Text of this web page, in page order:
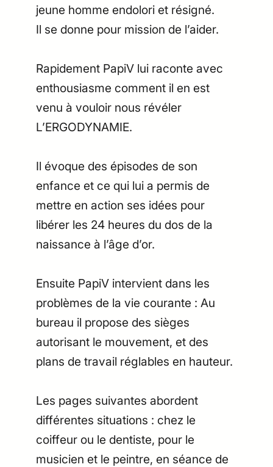
jeune homme endolori et résigné.
Il se donne pour mission de l’aider.
Rapidement PapiV lui raconte avec
enthousiasme comment il en est
venu à vouloir nous révéler
L’ERGODYNAMIE.
Il évoque des épisodes de son
enfance et ce qui lui a permis de
mettre en action ses idées pour
libérer les 24 heures du dos de la
naissance à l’âge d’or.
Ensuite PapiV intervient dans les
problèmes de la vie courante : Au
bureau il propose des sièges
autorisant le mouvement, et des
plans de travail réglables en hauteur.
Les pages suivantes abordent
différentes situations : chez le
coiffeur ou le dentiste, pour le
musicien et le peintre, en séance de